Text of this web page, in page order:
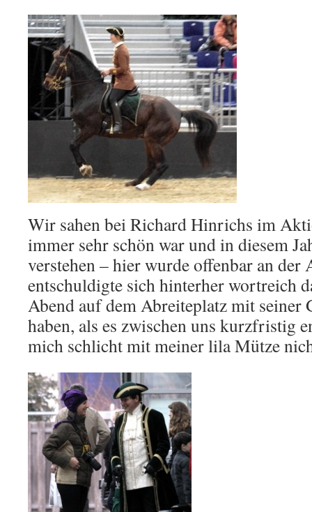
Wir sahen bei Richard Hinrichs im
immer sehr schön war und in diesem
verstehen – hier wurde offenbar an der
entschuldigte sich hinterher wortreich
Abend auf dem Abreiteplatz mit seiner
haben, als es zwischen uns kurzfristig
mich schlicht mit meiner lila Mütze